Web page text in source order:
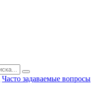
Часто задаваемые вопросы